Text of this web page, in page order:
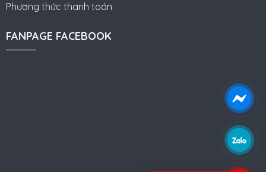
Phương thức thanh toán
FANPAGE FACEBOOK